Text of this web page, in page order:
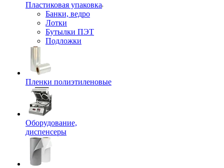
Пластиковая упаковка
Банки, ведро
Лотки
Бутылки ПЭТ
Подложки
Пленки полиэтиленовые
Оборудование,
диспенсеры